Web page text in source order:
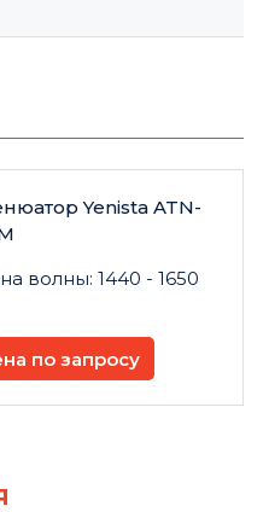
Yenista ATN-
волны: 1440 - 1650
по запросу